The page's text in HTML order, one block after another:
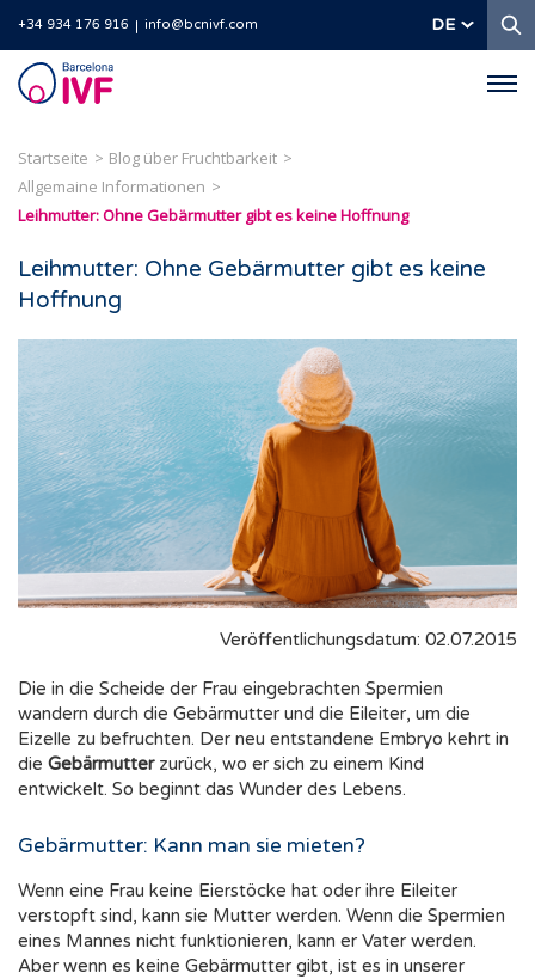
+34 934 176 916 info@bcnivf.com DE
Barcelona
IVF
Startseite
Blog über Fruchtbarkeit
Allgemaine Informationen
Leihmutter: Ohne Gebärmutter gibt es keine Hoffnung
Leihmutter: Ohne Gebärmutter gibt es keine
Hoffnung
Veröffentlichungsdatum: 02.07.2015
Die in die Scheide der Frau eingebrachten Spermien
wandern durch die Gebärmutter und die Eileiter, um die
Eizelle zu befruchten. Der neu entstandene Embryo kehrt in
die Gebärmutter zurück, wo er sich zu einem Kind
entwickelt. So beginnt das Wunder des Lebens.
Gebärmutter: Kann man sie mieten?
Wenn eine Frau keine Eierstöcke hat oder ihre Eileiter
verstopft sind, kann sie Mutter werden. Wenn die Spermien
eines Mannes nicht funktionieren, kann er Vater werden.
Aber wenn es keine Gebärmutter gibt, ist es in unserer